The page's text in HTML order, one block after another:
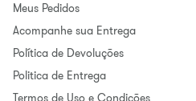
Meus Pedidos
Acompanhe sua Entrega
Política de Devoluções
Politica de Entrega
Termos de Uso e Condições